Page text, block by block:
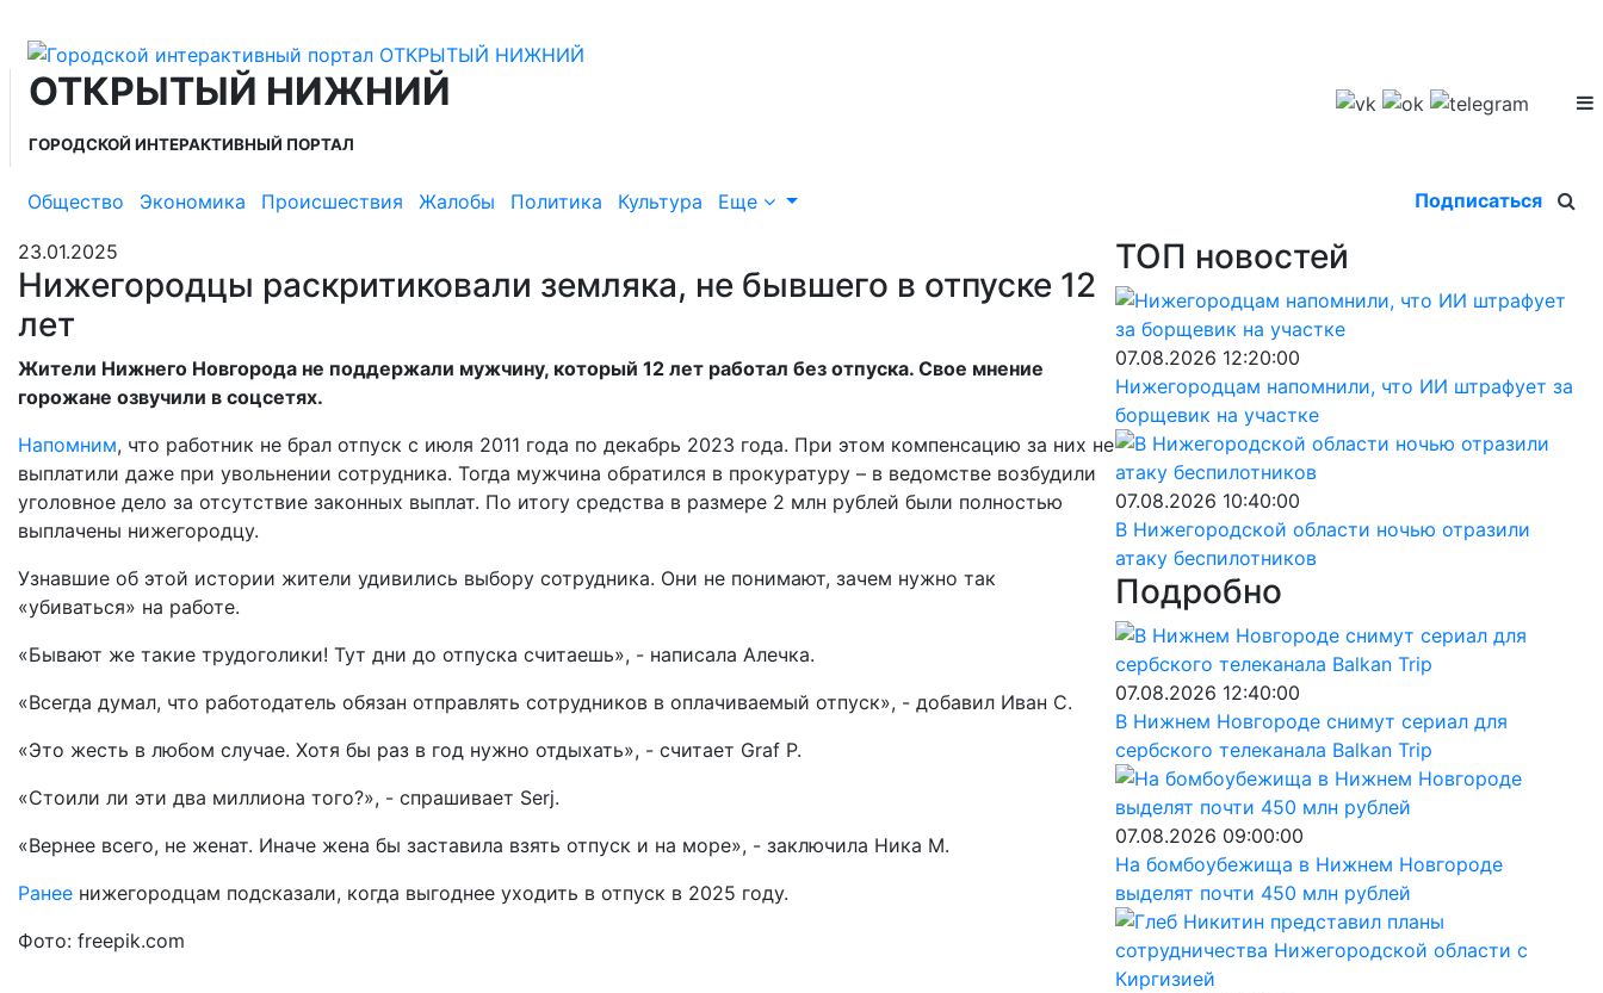
ОТКРЫТЫЙ НИЖНИЙ
ГОРОДСКОЙ ИНТЕРАКТИВНЫЙ ПОРТАЛ
Общество Экономика Происшествия Жалобы Политика Культура Еще Подписаться
23.01.2025
Нижегородцы раскритиковали земляка, не бывшего в отпуске 12
лет
Жители Нижнего Новгорода не поддержали мужчину, который 12 лет работал без отпуска. Свое мнение
горожане озвучили в соцсетях.
Напомним, что работник не брал отпуск с июля 2011 года по декабрь 2023 года. При этом компенсацию за них не
выплатили даже при увольнении сотрудника. Тогда мужчина обратился в прокуратуру – в ведомстве возбудили
уголовное дело за отсутствие законных выплат. По итогу средства в размере 2 млн рублей были полностью
выплачены нижегородцу.
Узнавшие об этой истории жители удивились выбору сотрудника. Они не понимают, зачем нужно так
«убиваться» на работе.
«Бывают же такие трудоголики! Тут дни до отпуска считаешь», - написала Алечка.
«Всегда думал, что работодатель обязан отправлять сотрудников в оплачиваемый отпуск», - добавил Иван С.
«Это жесть в любом случае. Хотя бы раз в год нужно отдыхать», - считает Graf P.
«Стоили ли эти два миллиона того?», - спрашивает Serj.
«Вернее всего, не женат. Иначе жена бы заставила взять отпуск и на море», - заключила Ника М.
Ранее нижегородцам подсказали, когда выгоднее уходить в отпуск в 2025 году.
Фото: freepik.com
ТОП новостей
07.08.2026 12:20:00
Нижегородцам напомнили, что ИИ штрафует за
борщевик на участке
07.08.2026 10:40:00
В Нижегородской области ночью отразили
атаку беспилотников
Подробно
07.08.2026 12:40:00
В Нижнем Новгороде снимут сериал для
сербского телеканала Balkan Trip
07.08.2026 09:00:00
На бомбоубежища в Нижнем Новгороде
выделят почти 450 млн рублей